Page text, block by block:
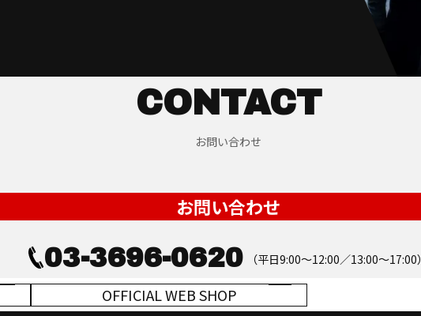
CONTACT
お問い合わせ
お問い合わせ
03-3696-0620 （平日9:00～12:00／13:00～17:00）
OFFICIAL WEB SHOP